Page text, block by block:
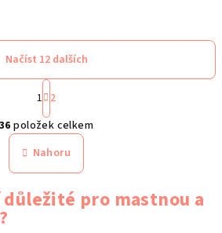
O
v
l
á
d
a
Načíst 12 dalších
S
t
r
á
n
k
o
v
á
1 2
36 položek celkem
Nahoru
pro mastnou a